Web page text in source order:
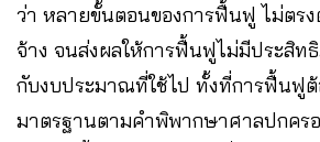
ว่า หลายขั้นตอนของการฟื้นฟู ไม่ตรง
จ้าง จนส่งผลให้การฟื้นฟูไม่มีประสิท
กับงบประมาณที่ใช้ไป ทั้งที่การฟื้นฟูต้
มาตรฐานตามคำพิพากษาศาลปกคร